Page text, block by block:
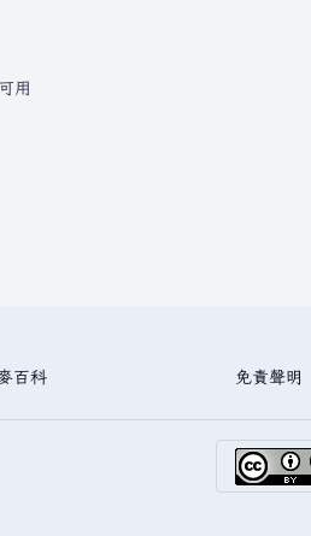
用
百科 免責聲明